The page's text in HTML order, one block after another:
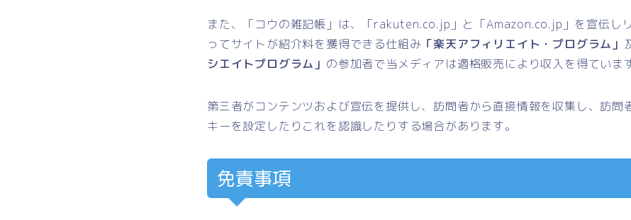
また、「コウの雑記帳」は、 「rakuten.co.jp」 と 「Amazon.co.jp」 を宣伝し
ってサイトが紹介料を獲得できる仕組み 「楽天アフィリエイト・プログラム」
シエイトプログラム」 の参加者で当メディアは適格販売により収入を得ていま
第三者がコンテンツおよび宣伝を提供し、訪問者から直接情報を収集し、訪問
キーを設定したりこれを認識したりする場合があります。
免責事項